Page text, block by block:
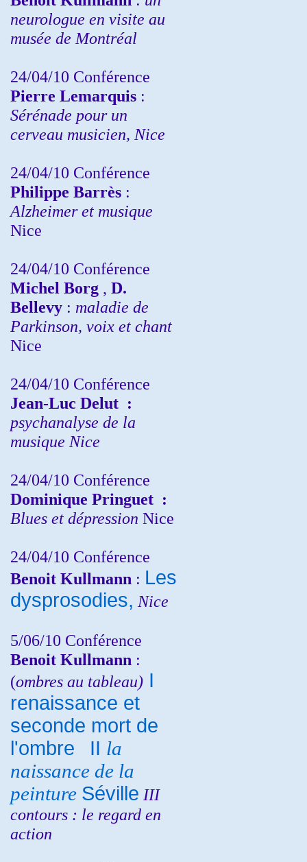
neurologue en visite au
musée de Montréal
24/04/10 Conférence
Pierre Lemarquis :
Sérénade pour un
cerveau musicien, Nice
24/04/10 Conférence
Philippe Barrès :
Alzheimer et musique
Nice
24/04/10 Conférence
Michel Borg , D.
Bellevy : maladie de
Parkinson, voix et chant
Nice
24/04/10 Conférence
Jean-Luc Delut :
psychanalyse de la
musique Nice
24/04/10 Conférence
Dominique Pringuet :
Blues et dépression Nice
24/04/10 Conférence
Benoit Kullmann : Les
dysprosodies, Nice
5/06/10 Conférence
Benoit Kullmann :
(ombres au tableau) I
renaissance et
seconde mort de
l'ombre
II la
naissance de la
peinture Séville III
contours : le regard en
action